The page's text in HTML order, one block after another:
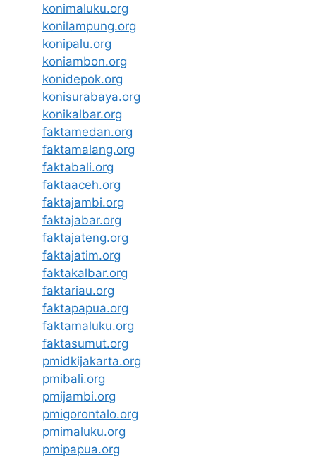
konimaluku.org
konilampung.org
konipalu.org
koniambon.org
konidepok.org
konisurabaya.org
konikalbar.org
faktamedan.org
faktamalang.org
faktabali.org
faktaaceh.org
faktajambi.org
faktajabar.org
faktajateng.org
faktajatim.org
faktakalbar.org
faktariau.org
faktapapua.org
faktamaluku.org
faktasumut.org
pmidkijakarta.org
pmibali.org
pmijambi.org
pmigorontalo.org
pmimaluku.org
pmipapua.org